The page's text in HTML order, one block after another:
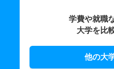
学費や就職
大学を比
他の大